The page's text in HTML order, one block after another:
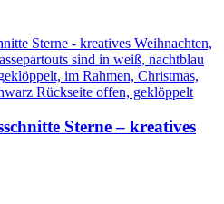
Sterne – kreatives